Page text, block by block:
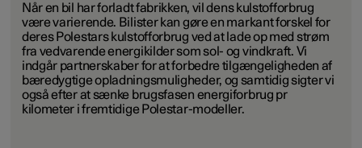
Når en bil har forladt fabrikken, vil dens kulstofforbrug
være varierende. Bilister kan gøre en markant forskel for
deres Polestars kulstofforbrug ved at lade op med strøm
fra vedvarende energikilder som sol- og vindkraft. Vi
indgår partnerskaber for at forbedre tilgængeligheden af
bæredygtige opladningsmuligheder, og samtidig sigter vi
også efter at sænke brugsfasen energiforbrug pr
kilometer i fremtidige Polestar-modeller.